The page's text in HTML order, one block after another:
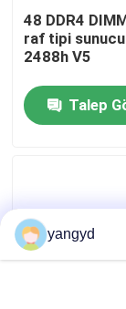
Kalite
Haberler
VR Show
Raf
48 DDR4
raf tipi sunucu
2488h V5
Talep
yangyd